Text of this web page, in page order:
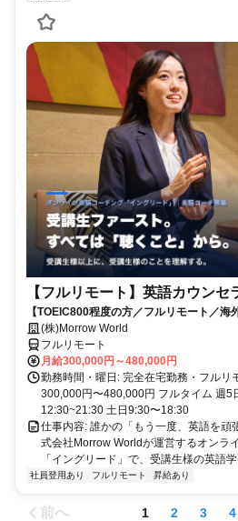
【フルリモート】英語カウンセ
【TOEIC800程度の方／フルリモート／
たが英語学習で経験した失敗も成功も。す
るお仕事です。
(株)Morrow World
フルリモート
月給300,000円～480,000円
勤務時間・曜日: 完全在宅勤務・フルリ
300,000円〜480,000円 フルタイム 週5
12:30~21:30 土日9:30〜18:30
仕事内容: 誰かの「もう一度、英語を頑
式会社Morrow Worldが運営するオンラ
「イングリード」で、受講生様の英語
社員登用あり フルリモート 昇給あり
前へ 1 2 3 4